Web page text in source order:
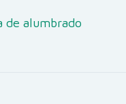
de alumbrado